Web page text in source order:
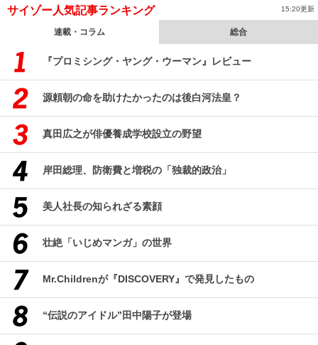
サイゾー人気記事ランキング 15:20更新
連載・コラム 総合
『プロミシング・ヤング・ウーマン』レビュー
源頼朝の命を助けたかったのは後白河法皇？
真田広之が俳優養成学校設立の野望
岸田総理、防衛費と増税の「独裁的政治」
美人社長の知られざる素顔
壮絶「いじめマンガ」の世界
Mr.Childrenが『DISCOVERY』で発見したもの
“伝説のアイドル”田中陽子が登場